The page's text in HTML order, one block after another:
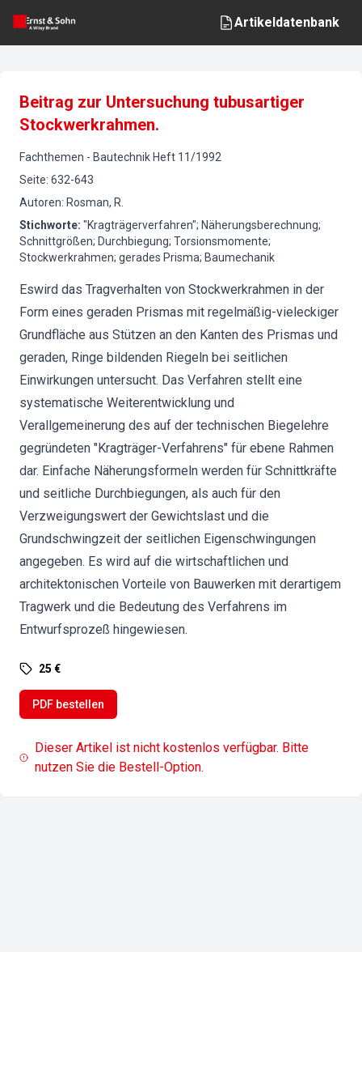
Artikeldatenbank
Beitrag zur Untersuchung tubusartiger
Stockwerkrahmen.
Fachthemen - Bautechnik Heft 11/1992
Seite: 632-643
Autoren: Rosman, R.
Stichworte: "Kragträgerverfahren"; Näherungsberechnung;
Schnittgrößen; Durchbiegung; Torsionsmomente;
Stockwerkrahmen; gerades Prisma; Baumechanik
Eswird das Tragverhalten von Stockwerkrahmen in der
Form eines geraden Prismas mit regelmäßig-vieleckiger
Grundfläche aus Stützen an den Kanten des Prismas und
geraden, Ringe bildenden Riegeln bei seitlichen
Einwirkungen untersucht. Das Verfahren stellt eine
systematische Weiterentwicklung und
Verallgemeinerung des auf der technischen Biegelehre
gegründeten "Kragträger-Verfahrens" für ebene Rahmen
dar. Einfache Näherungsformeln werden für Schnittkräfte
und seitliche Durchbiegungen, als auch für den
Verzweigungswert der Gewichtslast und die
Grundschwingzeit der seitlichen Eigenschwingungen
angegeben. Es wird auf die wirtschaftlichen und
architektonischen Vorteile von Bauwerken mit derartigem
Tragwerk und die Bedeutung des Verfahrens im
Entwurfsprozeß hingewiesen.
25 €
PDF bestellen
Dieser Artikel ist nicht kostenlos verfügbar. Bitte
nutzen Sie die Bestell-Option.